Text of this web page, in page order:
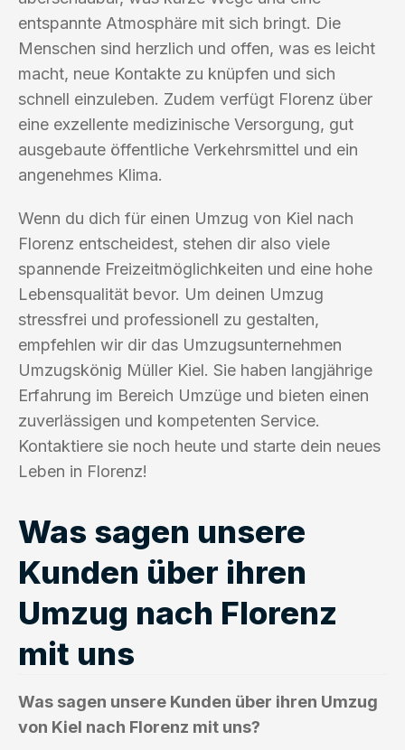
entspannte Atmosphäre mit sich bringt. Die
Menschen sind herzlich und offen, was es leicht
macht, neue Kontakte zu knüpfen und sich
schnell einzuleben. Zudem verfügt Florenz über
eine exzellente medizinische Versorgung, gut
ausgebaute öffentliche Verkehrsmittel und ein
angenehmes Klima.
Wenn du dich für einen Umzug von Kiel nach
Florenz entscheidest, stehen dir also viele
spannende Freizeitmöglichkeiten und eine hohe
Lebensqualität bevor. Um deinen Umzug
stressfrei und professionell zu gestalten,
empfehlen wir dir das Umzugsunternehmen
Umzugskönig Müller Kiel. Sie haben langjährige
Erfahrung im Bereich Umzüge und bieten einen
zuverlässigen und kompetenten Service.
Kontaktiere sie noch heute und starte dein neues
Leben in Florenz!
Was sagen unsere
Kunden über ihren
Umzug nach Florenz
mit uns
Was sagen unsere Kunden über ihren Umzug
von Kiel nach Florenz mit uns?